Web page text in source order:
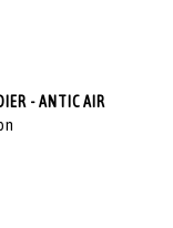
- ANTIC AIR